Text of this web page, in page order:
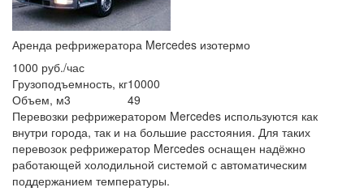
Аренда рефрижератора Mercedes изотермо
1000 руб./час
Грузоподъемность, кг10000
Объем, м3
49
Перевозки рефрижератором Mercedes используются как
внутри города, так и на большие расстояния. Для таких
перевозок рефрижератор Mercedes оснащен надёжно
работающей холодильной системой с автоматическим
поддержанием температуры.